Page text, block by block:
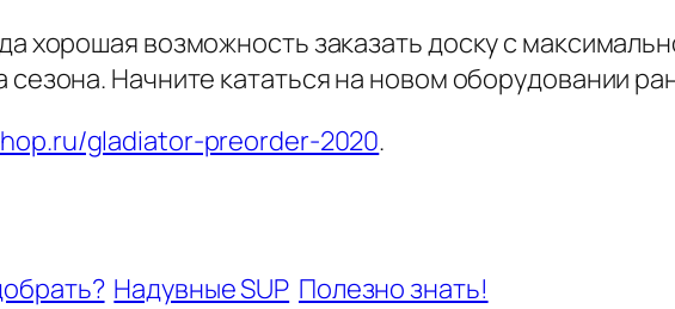
хорошая возможность заказать доску с
Начните кататься на новом оборудовании
gladiator-preorder-2020.
Надувные SUP Полезно знать!